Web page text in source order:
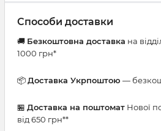
Способи доставки
🚚 Безкоштовна доставка на
1000 грн*
📦Доставка Укрпоштою —
🏪 Доставка на поштомат Нової
від 650 грн**